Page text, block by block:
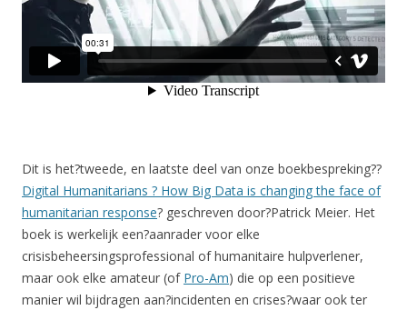
Dit is het?tweede, en laatste deel van onze boekbespreking??
Digital Humanitarians ? How Big Data is changing the face of
humanitarian response? geschreven door?Patrick Meier. Het
boek is werkelijk een?aanrader voor elke
crisisbeheersingsprofessional of humanitaire hulpverlener,
maar ook elke amateur (of Pro-Am) die op een positieve
manier wil bijdragen aan?incidenten en crises?waar ook ter